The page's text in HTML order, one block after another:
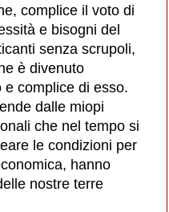
complice il voto di
e bisogni del
senza scrupoli,
è divenuto
complice di esso.
dalle miopi
che nel tempo si
le condizioni per
hanno
nostre terre